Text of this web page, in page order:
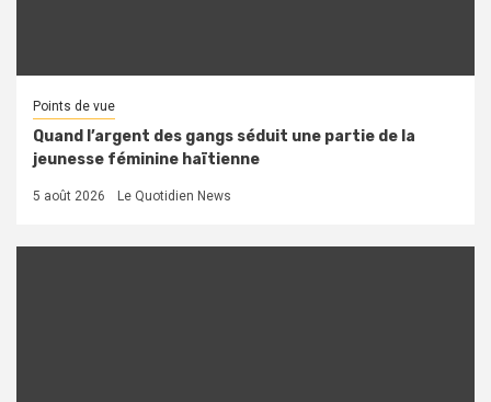
Points de vue
Quand l’argent des gangs séduit une partie de la
jeunesse féminine haïtienne
5 août 2026 Le Quotidien News